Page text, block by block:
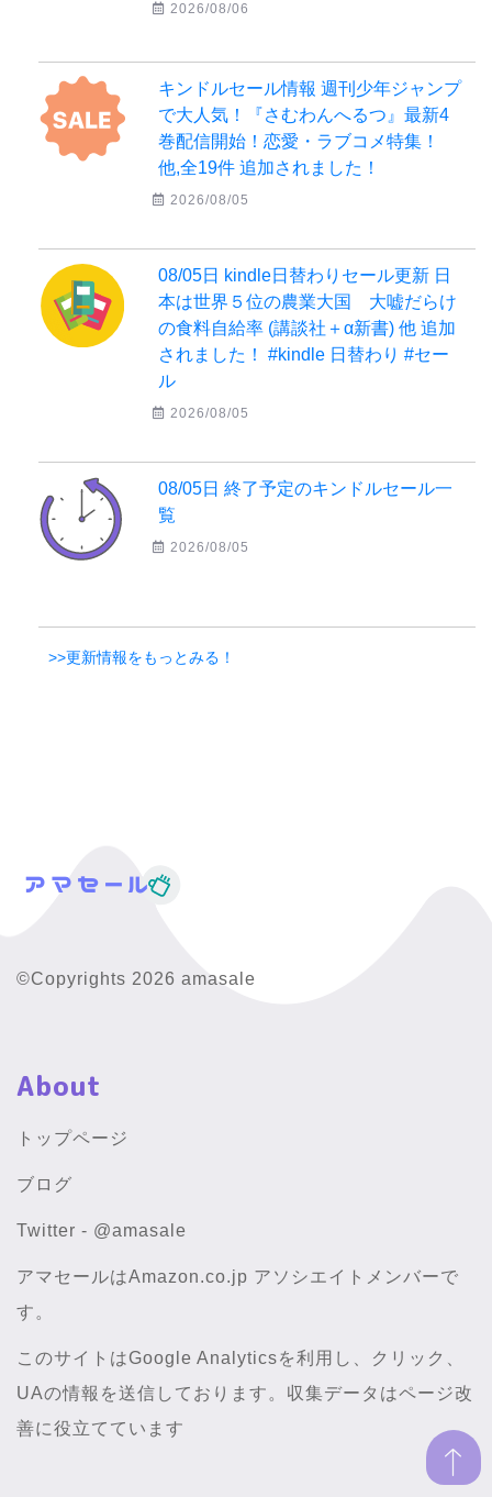
2026/08/06
キンドルセール情報 週刊少年ジャンプ
で大人気！『さむわんへるつ』最新4
巻配信開始！恋愛・ラブコメ特集！
他,全19件 追加されました！
2026/08/05
08/05日 kindle日替わりセール更新 日
本は世界５位の農業大国 大嘘だらけ
の食料自給率 (講談社＋α新書) 他 追加
されました！ #kindle 日替わり #セー
ル
2026/08/05
08/05日 終了予定のキンドルセール一
覧
2026/08/05
>>更新情報をもっとみる！
©Copyrights 2026 amasale
About
トップページ
ブログ
Twitter - @amasale
アマセールはAmazon.co.jp アソシエイトメンバーで
す。
このサイトはGoogle Analyticsを利用し、クリック、
UAの情報を送信しております。収集データはページ改
善に役立てています